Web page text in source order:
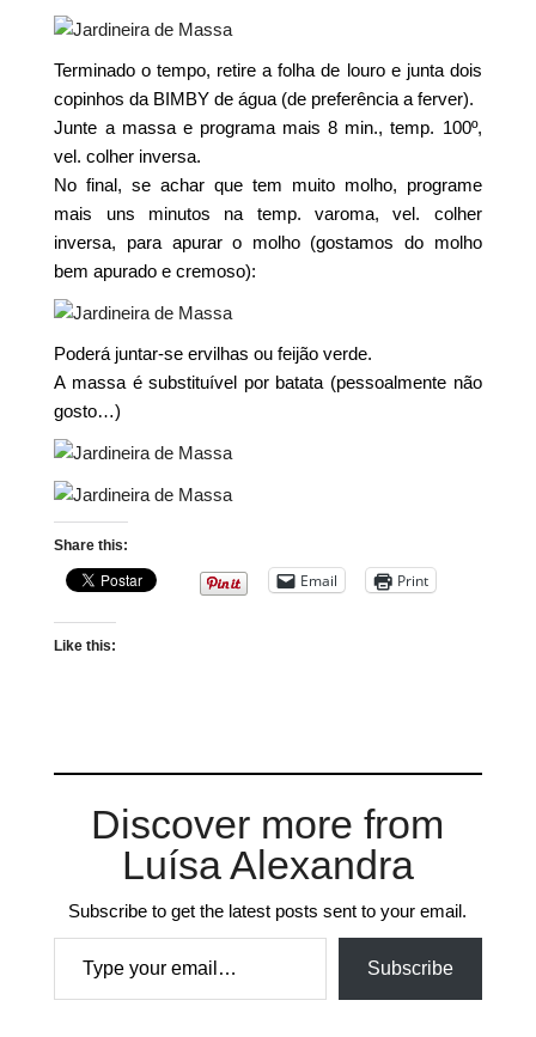
Terminado o tempo, retire a folha de louro e junta dois
copinhos da BIMBY de água (de preferência a ferver).
Junte a massa e programa mais 8 min., temp. 100º,
vel. colher inversa.
No final, se achar que tem muito molho, programe
mais uns minutos na temp. varoma, vel. colher
inversa, para apurar o molho (gostamos do molho
bem apurado e cremoso):
Poderá juntar-se ervilhas ou feijão verde.
A massa é substituível por batata (pessoalmente não
gosto…)
Share this:
Email Print
Like this:
Discover more from
Luísa Alexandra
Subscribe to get the latest posts sent to your email.
Type your email…
Subscribe